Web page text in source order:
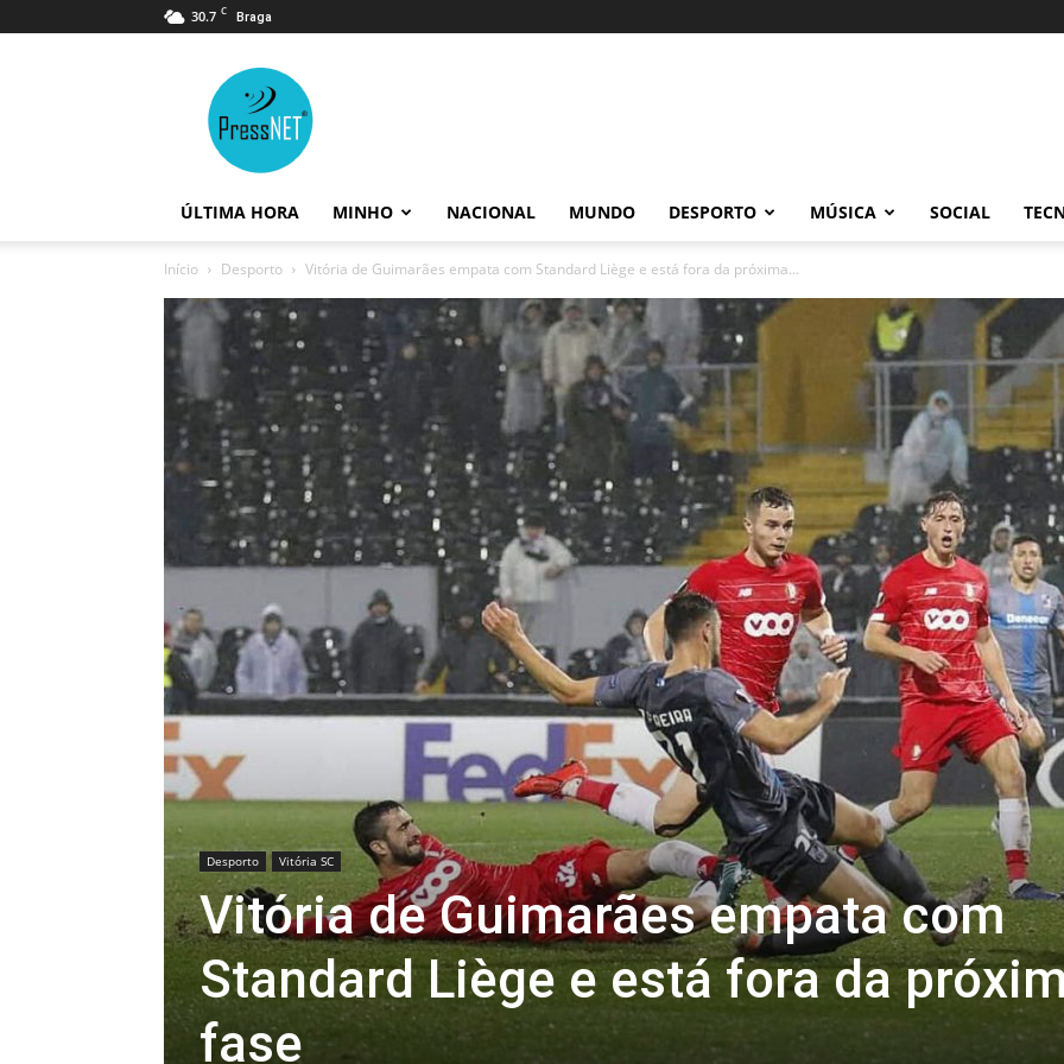
30.7 C Braga
ÚLTIMA HORA MINHO NACIONAL MUNDO DESPORTO MÚSICA SOCIAL
Início Desporto Vitória de Guimarães empata com Standard Liège e está fora da próxima...
Desporto Vitória SC
Vitória de Guimarães empata com
Standard Liège e está fora da
fase